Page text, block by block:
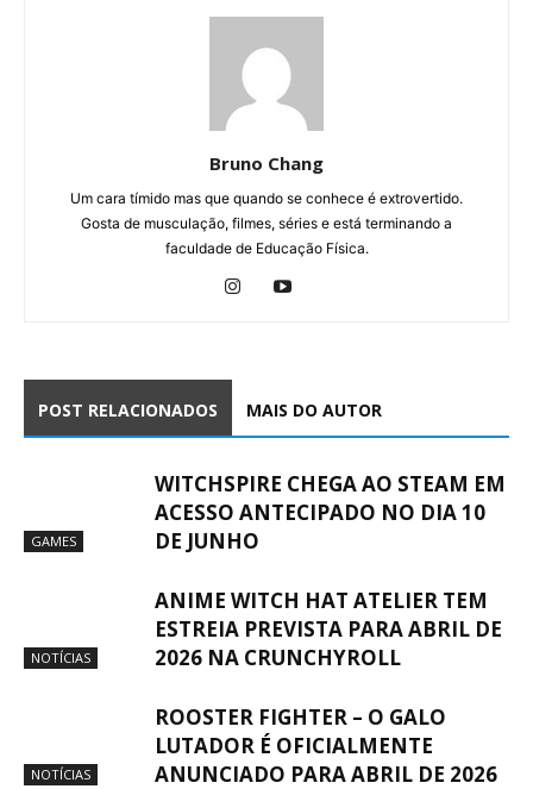
Bruno Chang
Um cara tímido mas que quando se conhece é extrovertido.
Gosta de musculação, filmes, séries e está terminando a
faculdade de Educação Física.
POST RELACIONADOS MAIS DO AUTOR
GAMES
WITCHSPIRE CHEGA AO STEAM EM
ACESSO ANTECIPADO NO DIA 10
DE JUNHO
NOTÍCIAS
ANIME WITCH HAT ATELIER TEM
ESTREIA PREVISTA PARA ABRIL DE
2026 NA CRUNCHYROLL
NOTÍCIAS
ROOSTER FIGHTER – O GALO
LUTADOR É OFICIALMENTE
ANUNCIADO PARA ABRIL DE 2026